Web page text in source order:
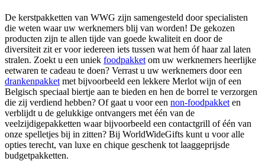
De kerstpakketten van WWG zijn samengesteld door specialisten
die weten waar uw werknemers blij van worden! De gekozen
producten zijn te allen tijde van goede kwaliteit en door de
diversiteit zit er voor iedereen iets tussen wat hem óf haar zal laten
stralen. Zoekt u een uniek foodpakket om uw werknemers heerlijke
eetwaren te cadeau te doen? Verrast u uw werknemers door een
drankenpakket met bijvoorbeeld een lekkere Merlot wijn of een
Belgisch speciaal biertje aan te bieden en hen de borrel te verzorgen
die zij verdiend hebben? Of gaat u voor een non-foodpakket en
verblijdt u de gelukkige ontvangers met één van de
veelzijdigepakketten waar bijvoorbeeld een contactgrill of één van
onze spelletjes bij in zitten? Bij WorldWideGifts kunt u voor alle
opties terecht, van luxe en chique geschenk tot laaggeprijsde
budgetpakketten.